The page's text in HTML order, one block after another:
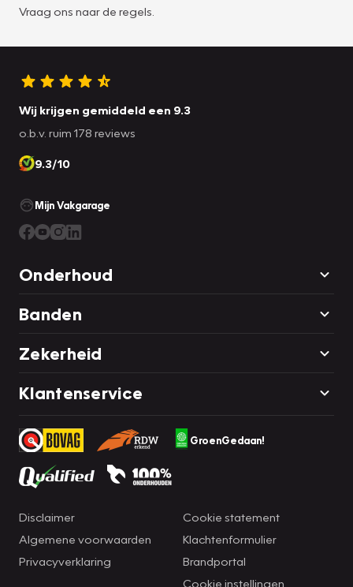
Vraag ons naar de regels.
Wij krijgen gemiddeld een 9.3
o.b.v. ruim 178 reviews
9.3/10
Mijn Vakgarage
Onderhoud
Banden
Zekerheid
Klantenservice
GroenGedaan!
Disclaimer
Algemene voorwaarden
Privacyverklaring
Cookie statement
Klachtenformulier
Brandportal
Cookie instellingen